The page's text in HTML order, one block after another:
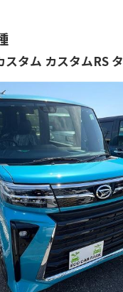
スタム カスタムRS